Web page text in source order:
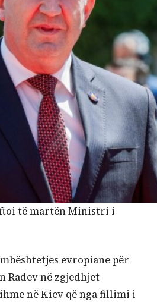
të martën Ministri i
evropiane për
në zgjedhjet
në Kiev që nga fillimi i